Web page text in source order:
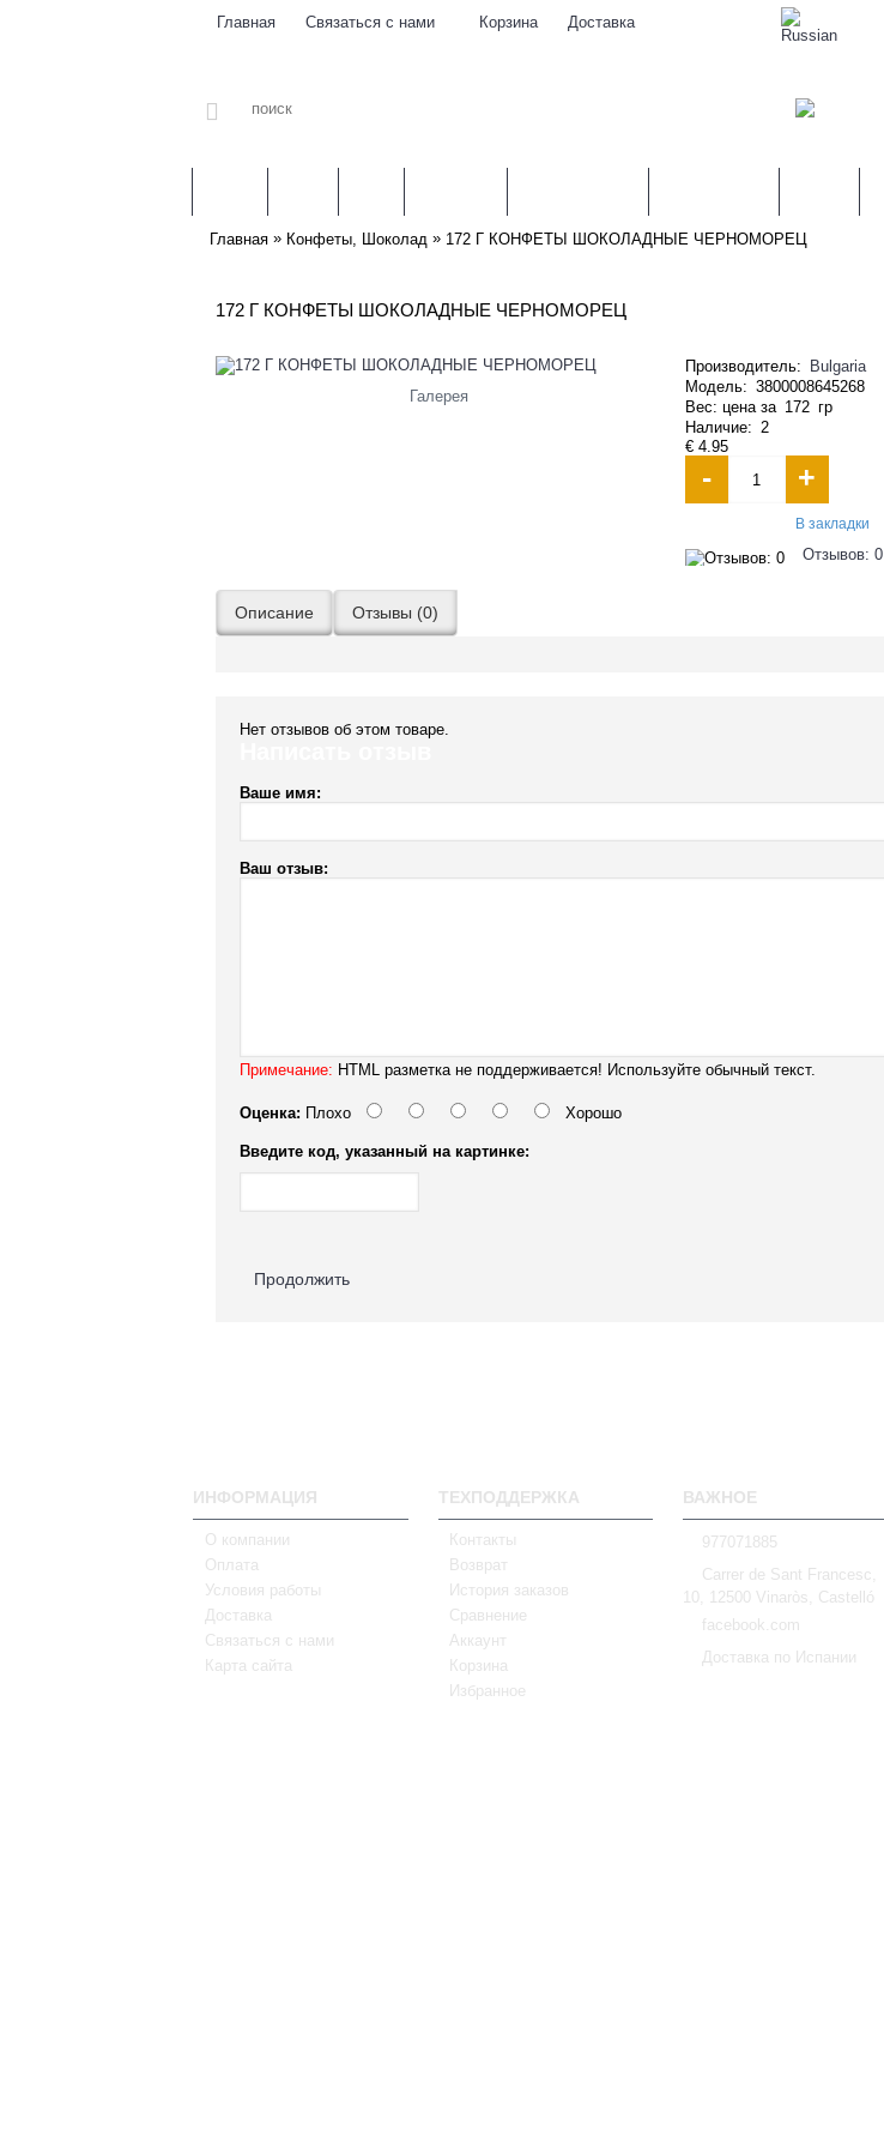
Главная Связаться с нами Корзина Доставка
Главная » Конфеты, Шоколад » 172 Г КОНФЕТЫ ШОКОЛАДНЫЕ ЧЕРНОМОРЕЦ
172 Г КОНФЕТЫ ШОКОЛАДНЫЕ ЧЕРНОМОРЕЦ
Галерея
Производитель:
Bulgaria
Модель: 3800008645268
Вес: цена за 172 гр
Наличие: 2
€ 4.95
- +
В закладки
Отзывов: 0
Описание Отзывы (0)
Нет отзывов об этом товаре.
Ваше имя:
Ваш отзыв:
Примечание: HTML разметка не поддерживается! Используйте обычный текст.
Оценка: Плохо Хорошо
Введите код, указанный на картинке:
Продолжить
ИНФОРМАЦИЯ
О компании
Оплата
Условия работы
Доставка
Связаться с нами
Карта сайта
ТЕХПОДДЕРЖКА
Контакты
Возврат
История заказов
Сравнение
Аккаунт
Корзина
Избранное
ВАЖНОЕ
977071885
Carrer de Sant Francesc,
10, 12500 Vinaròs, Castelló
facebook.com
Доставка по Испании